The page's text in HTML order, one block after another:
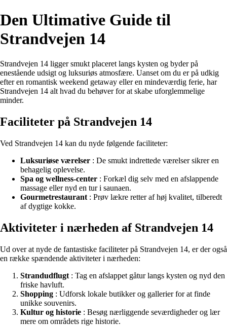
Den Ultimative Guide til
Strandvejen 14
Strandvejen 14 ligger smukt placeret langs kysten og byder på
enestående udsigt og luksuriøs atmosfære. Uanset om du er på udkig
efter en romantisk weekend getaway eller en mindeværdig ferie, har
Strandvejen 14 alt hvad du behøver for at skabe uforglemmelige
minder.
Faciliteter på Strandvejen 14
Ved Strandvejen 14 kan du nyde følgende faciliteter:
Luksuriøse værelser : De smukt indrettede værelser sikrer en
behagelig oplevelse.
Spa og wellness-center : Forkæl dig selv med en afslappende
massage eller nyd en tur i saunaen.
Gourmetrestaurant : Prøv lækre retter af høj kvalitet, tilberedt
af dygtige kokke.
Aktiviteter i nærheden af Strandvejen 14
Ud over at nyde de fantastiske faciliteter på Strandvejen 14, er der også
en række spændende aktiviteter i nærheden:
Strandudflugt : Tag en afslappet gåtur langs kysten og nyd den
friske havluft.
Shopping : Udforsk lokale butikker og gallerier for at finde
unikke souvenirs.
Kultur og historie : Besøg nærliggende seværdigheder og lær
mere om områdets rige historie.